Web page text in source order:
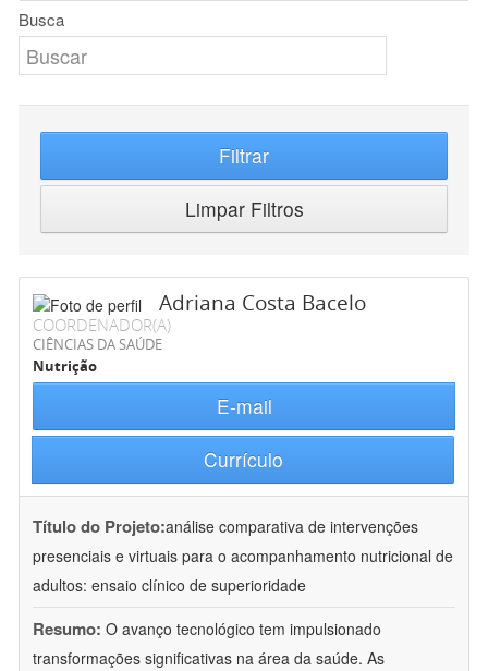
Busca
Filtrar
Limpar Filtros
Adriana Costa Bacelo
COORDENADOR(A)
CIÊNCIAS DA SAÚDE
Nutrição
E-mail
Currículo
Título do Projeto:análise comparativa de intervenções
presenciais e virtuais para o acompanhamento nutricional de
adultos: ensaio clínico de superioridade
Resumo: O avanço tecnológico tem impulsionado
transformações significativas na área da saúde. As